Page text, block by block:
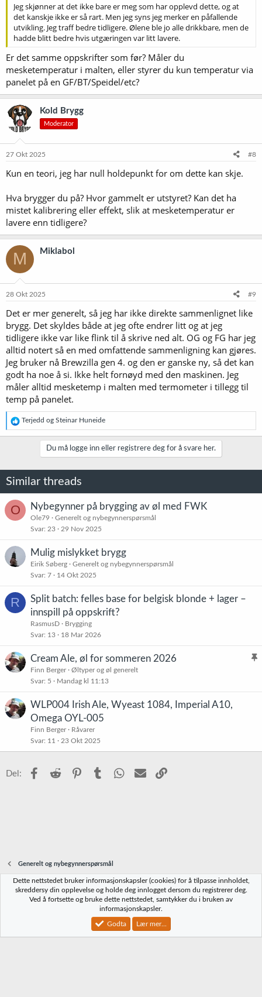
Jeg skjønner at det ikke bare er meg som har opplevd dette, og at
det kanskje ikke er så rart. Men jeg syns jeg merker en påfallende
utvikling. Jeg traff bedre tidligere. Ølene ble jo alle drikkbare, men de
hadde blitt bedre hvis utgæringen var litt lavere.
Er det samme oppskrifter som før? Måler du
mesketemperatur i malten, eller styrer du kun temperatur via
panelet på en GF/BT/Speidel/etc?
Kold Brygg
Moderator
27 Okt 2025 #8
Kun en teori, jeg har null holdepunkt for om dette kan skje.
Hva brygger du på? Hvor gammelt er utstyret? Kan det ha
mistet kalibrering eller effekt, slik at mesketemperatur er
lavere enn tidligere?
M Miklabol
28 Okt 2025 #9
Det er mer generelt, så jeg har ikke direkte sammenlignet like
brygg. Det skyldes både at jeg ofte endrer litt og at jeg
tidligere ikke var like flink til å skrive ned alt. OG og FG har jeg
alltid notert så en med omfattende sammenligning kan gjøres.
Jeg bruker nå Brewzilla gen 4. og den er ganske ny, så det kan
godt ha noe å si. Ikke helt fornøyd med den maskinen. Jeg
måler alltid mesketemp i malten med termometer i tillegg til
temp på panelet.
R
e
a
n
e
r
Terjedd og Steinar Huneide
Du må logge inn eller registrere deg for å svare her.
Similar threads
O Nybegynner på brygging av øl med FWK
Ole79
Generelt og nybegynnerspørsmål
Svar 23 29 Nov 2025
Mulig mislykket brygg
Eirik Søberg
Generelt og nybegynnerspørsmål
Svar 7 14 Okt 2025
R
Split batch: felles base for belgisk blonde + lager –
innspill på oppskrift?
RasmusD
Brygging
Svar 13 18 Mar 2026
K
Cream Ale, øl for sommeren 2026
Finn Berger
Øltyper og øl generelt
Svar 5 Mandag kl 11:13
WLP004 Irish Ale, Wyeast 1084, Imperial A10,
Omega OYL-005
Finn Berger
Råvarer
Svar 11 23 Okt 2025
Del: Facebook
Reddit PinterestTumblr WhatsApp
E-post
Generelt og nybegynnerspørsmål
Norbrygg-default
Vilkår og regler Personvernregler
Community platform by XenForo® © 2010-2023 XenForo Ltd.
Dette nettstedet bruker informasjonskapsler (cookies) for å tilpasse innholdet,
skreddersy din opplevelse og holde deg innlogget dersom du registrerer deg.
Ved å fortsette og bruke dette nettstedet, samtykker du i bruken av
informasjonskapsler.
Godta Lær mer...